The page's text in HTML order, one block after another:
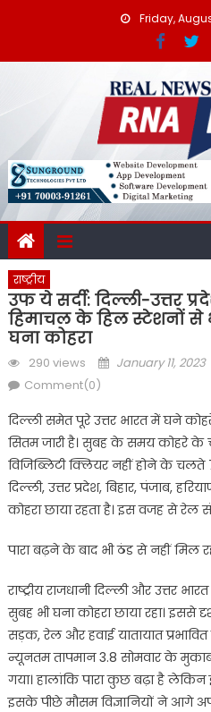
Friday,
राष्ट्रीय
उफ ये सर्दी: दिल्ली-उत्तर
हिमाचल के हिल स्टेशनों से
घना कोहरा
290 views
Posted
January 11, 2023
Comment(0)
दिल्ली समेत पूरे उत्तर भारत में घने
सितम जारी है। सुबह के समय कोहरे के
विजिब्लिटी क्लियर नहीं होने के
दिल्ली, उत्तर प्रदेश, बिहार, पंजाब,
कोहरा छाया रहता है। इस वजह से रेल
पारा बढ़ने के बाद भी ठंड से नहीं मिल
राष्ट्रीय राजधानी दिल्ली और उत्तर
सुबह भी घना कोहरा छाया रहा। इससे
सड़क, रेल और हवाई यातायात
न्यूनतम तापमान 3.8 सोमवार के
गया। हालांकि पारा कुछ बढ़ा है
इसके पीछे मौसम विज्ञानियों ने आगे